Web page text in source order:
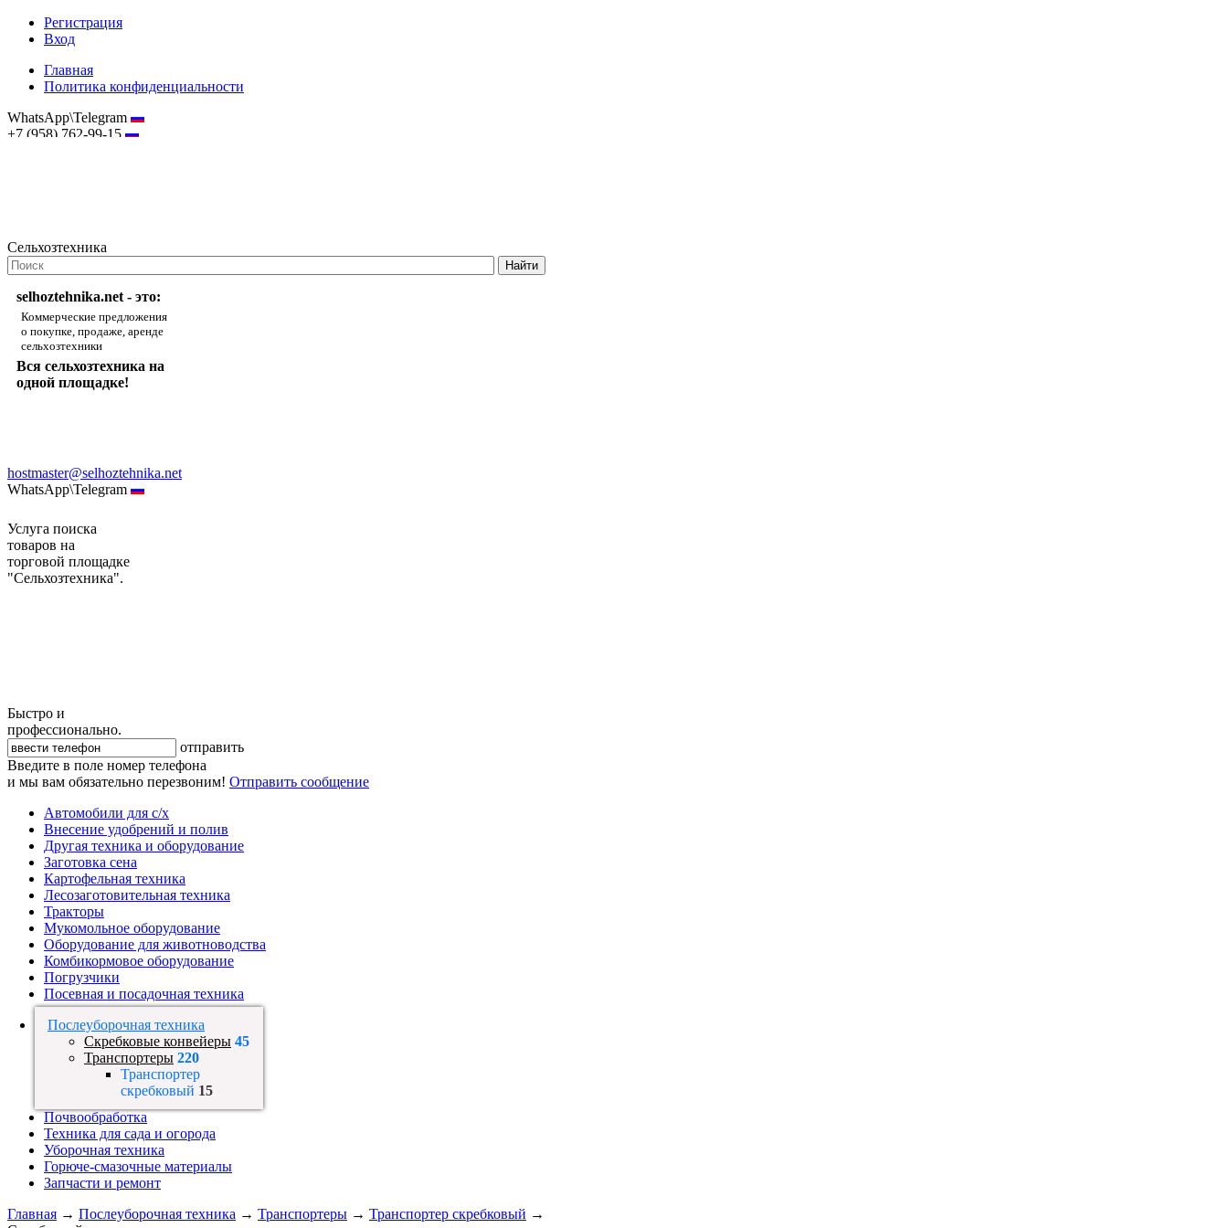
Регистрация
Вход
Главная
Политика конфиденциальности
WhatsApp\Telegram
+7 (958) 762-99-15
Сельхозтехника
selhoztehnika.net - это:
Коммерческие предложения
о покупке, продаже, аренде
сельхозтехники
Вся сельхозтехника на
одной площадке!
hostmaster@selhoztehnika.net
WhatsApp\Telegram
Услуга поиска
товаров на
торговой площадке
"Сельхозтехника".
Быстро и
профессионально.
отправить
Введите в поле номер телефона
и мы вам обязательно перезвоним! Отправить сообщение
Автомобили для с/х
Внесение удобрений и полив
Другая техника и оборудование
Заготовка сена
Картофельная техника
Лесозаготовительная техника
Тракторы
Мукомольное оборудование
Оборудование для животноводства
Комбикормовое оборудование
Погрузчики
Посевная и посадочная техника
Послеуборочная техника
Скребковые конвейеры 45
Транспортеры 220
Транспортер
скребковый 15
Почвообработка
Техника для сада и огорода
Уборочная техника
Горюче-смазочные материалы
Запчасти и ремонт
Главная → Послеуборочная техника → Транспортеры → Транспортер скребковый →